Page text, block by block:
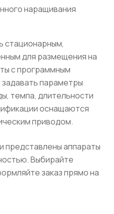
наращивания
стационарным,
для размещения на
с программным
параметры
темпа, длительности
оснащаются
приводом.
представлены аппараты
Выбирайте
заказ прямо на